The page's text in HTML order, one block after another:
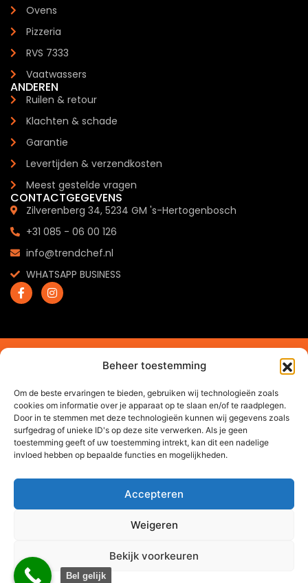
Beheer toestemming
Om de beste ervaringen te bieden, gebruiken wij technologieën zoals
cookies om informatie over je apparaat op te slaan en/of te raadplegen.
Door in te stemmen met deze technologieën kunnen wij gegevens zoals
surfgedrag of unieke ID's op deze site verwerken. Als je geen
toestemming geeft of uw toestemming intrekt, kan dit een nadelige
invloed hebben op bepaalde functies en mogelijkheden.
Accepteren
Weigeren
Bekijk voorkeuren
Ovens
Pizzeria
RVS 7333
Vaatwassers
ANDEREN
Ruilen & retour
Klachten & schade
Garantie
Levertijden & verzendkosten
Meest gestelde vragen
CONTACTGEGEVENS
Zilverenberg 34, 5234 GM 's-Hertogenbosch
+31 085 - 06 00 126
info@trendchef.nl
WHATSAPP BUSINESS
Website gemaakt doorArkdesign.nl
Bel gelijk